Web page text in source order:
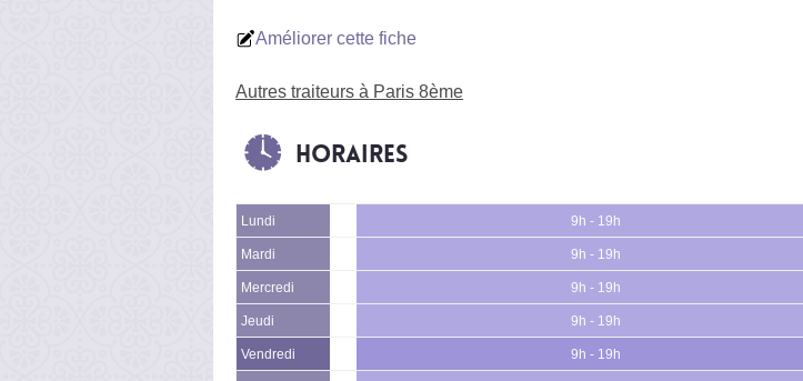
Améliorer cette fiche
Autres traiteurs à Paris 8ème
Horaires
Lundi 9h - 19h
Mardi 9h - 19h
Mercredi 9h - 19h
Jeudi 9h - 19h
Vendredi 9h - 19h